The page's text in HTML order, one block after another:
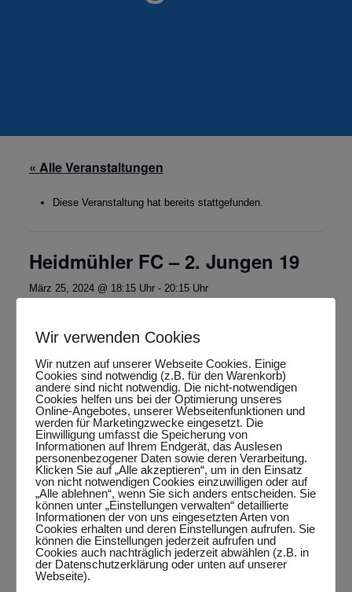
« Alle Veranstaltungen
Diese Veranstaltung hat bereits stattgefunden.
Heidmühler FC – 2. Jungen 19
März 25, 2024 @ 18:15 Uhr- 20:15 Uhr
Zum Kalender hinzufügen
DETAILS
Datum:
März 25, 2024
Zeit:
18:15 Uhr - 20:15 Uhr
Veranstaltungskategorie:
Wir verwenden Cookies
Wir nutzen auf unserer Webseite Cookies. Einige
Cookies sind notwendig (z.B. für den Warenkorb)
andere sind nicht notwendig. Die nicht-notwendigen
Cookies helfen uns bei der Optimierung unseres
Online-Angebotes, unserer Webseitenfunktionen und
werden für Marketingzwecke eingesetzt. Die
Einwilligung umfasst die Speicherung von
Informationen auf Ihrem Endgerät, das Auslesen
personenbezogener Daten sowie deren Verarbeitung.
Klicken Sie auf „Alle akzeptieren“, um in den Einsatz
von nicht notwendigen Cookies einzuwilligen oder auf
„Alle ablehnen“, wenn Sie sich anders entscheiden. Sie
können unter „Einstellungen verwalten“ detaillierte
Informationen der von uns eingesetzten Arten von
Cookies erhalten und deren Einstellungen aufrufen. Sie
können die Einstellungen jederzeit aufrufen und
Cookies auch nachträglich jederzeit abwählen (z.B. in
der Datenschutzerklärung oder unten auf unserer
Webseite).